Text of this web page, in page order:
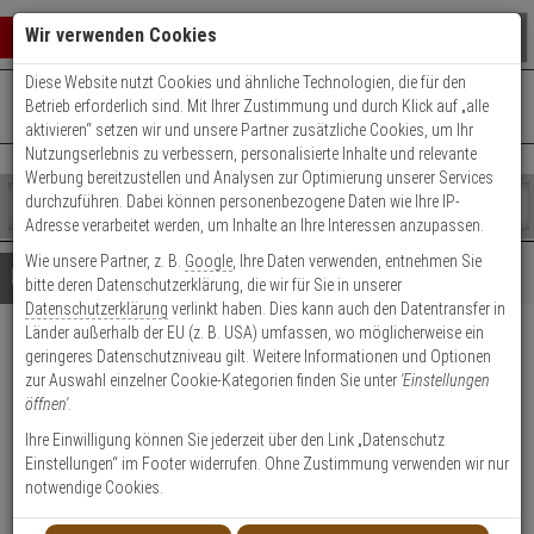
Warenkorb schließen
0 ARTIKEL IM WARENKORB
Ihr Warenkorb ist momentan leer.
Ergebnisse ()
Fertig
Shop
durchsuchen
Bitte
geben
Sie
mindestens
Zeichen
ein,
um
Suche
Es
wurde
noch
Kategorien
Suche
gestartet
+49 (0)821 899 493-0Mo. - Do.: 8:00 - 16:30 | Fr.: 8:00 - 14:00 Uhr
Kontaktservice nutzen
Details Beratung
AXIS S3008 MKII Rekorder 8-
Kanal 8TB USB PoE
Produktmerkmale
Wir verwenden Cookies
Diese Website nutzt Cookies und ähnliche Technologien, die für den
Betrieb erforderlich sind. Mit Ihrer Zustimmung und durch Klick auf „alle
aktivieren“ setzen wir und unsere Partner zusätzliche Cookies, um Ihr
Nutzungserlebnis zu verbessern, personalisierte Inhalte und relevante
Werbung bereitzustellen und Analysen zur Optimierung unserer Services
durchzuführen. Dabei können personenbezogene Daten wie Ihre IP-
Adresse verarbeitet werden, um Inhalte an Ihre Interessen anzupassen.
Wie unsere Partner, z. B. Google , Ihre Daten verwenden, entnehmen Sie
bitte deren Datenschutzerklärung, die wir für Sie in unserer
Datenschutzerklärung verlinkt haben. Dies kann auch den Datentransfer in
Länder außerhalb der EU (z. B. USA) umfassen, wo möglicherweise ein
geringeres Datenschutzniveau gilt. Weitere Informationen und Optionen
zur Auswahl einzelner Cookie-Kategorien finden Sie unter 'Einstellungen
öffnen'.
Ihre Einwilligung können Sie jederzeit über den Link „Datenschutz
Einstellungen“ im Footer widerrufen. Ohne Zustimmung verwenden wir nur
notwendige Cookies.